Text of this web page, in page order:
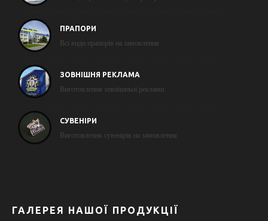
ПРАПОРИ
Всі види прапорів на замовлення
ЗОВНІШНЯ РЕКЛАМА
Виготовлення зовнішньої реклами
СУВЕНІРИ
Виготовлення сувенірів на замовлення
ГАЛЕРЕЯ НАШОЇ ПРОДУКЦІЇ